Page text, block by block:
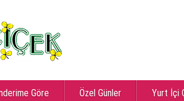
Göre Özel Günler Yurt İçi